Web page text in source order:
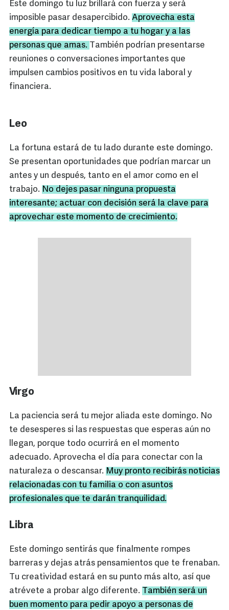
Este domingo tu luz brillará con fuerza y será
imposible pasar desapercibido. Aprovecha esta
energía para dedicar tiempo a tu hogar y a las
personas que amas. También podrían presentarse
reuniones o conversaciones importantes que
impulsen cambios positivos en tu vida laboral y
financiera.
Leo
La fortuna estará de tu lado durante este domingo.
Se presentan oportunidades que podrían marcar un
antes y un después, tanto en el amor como en el
trabajo. No dejes pasar ninguna propuesta
interesante; actuar con decisión será la clave para
aprovechar este momento de crecimiento.
Virgo
La paciencia será tu mejor aliada este domingo. No
te desesperes si las respuestas que esperas aún no
llegan, porque todo ocurrirá en el momento
adecuado. Aprovecha el día para conectar con la
naturaleza o descansar. Muy pronto recibirás noticias
relacionadas con tu familia o con asuntos
profesionales que te darán tranquilidad.
Libra
Este domingo sentirás que finalmente rompes
barreras y dejas atrás pensamientos que te frenaban.
Tu creatividad estará en su punto más alto, así que
atrévete a probar algo diferente. También será un
buen momento para pedir apoyo a personas de